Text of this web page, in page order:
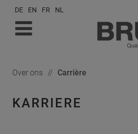
DE EN FR NL
Over ons Carrière
KARRIERE